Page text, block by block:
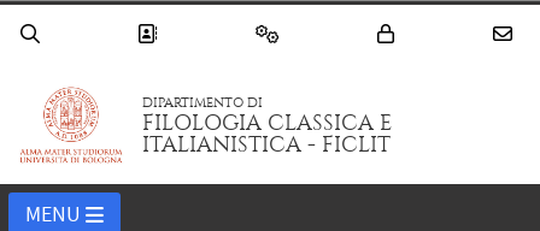
DIPARTIMENTO DI
FILOLOGIA CLASSICA E
ITALIANISTICA - FICLIT
MENU